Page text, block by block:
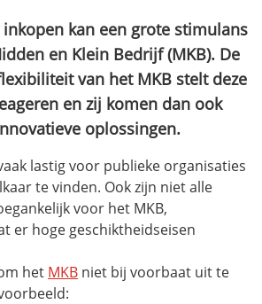
kan een grote stimulans
idden en Klein Bedrijf (MKB). De
van het MKB stelt deze
en zij komen dan ook
oplossingen.
lastig voor publieke organisaties
te vinden. Ook zijn niet alle
voor het MKB,
er hoge geschiktheidseisen
het MKB niet bij voorbaat uit te